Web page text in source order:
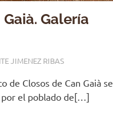
Galería
JIMENEZ RIBAS
de Closos de Can Gaià se
el poblado de[…]